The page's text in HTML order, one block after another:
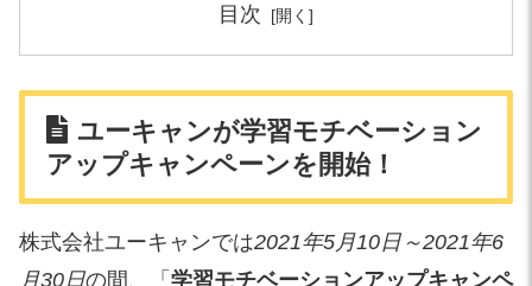
目次
ユーキャンが学習モチベーション
アップキャンペーンを開始！
株式会社ユーキャンでは2021年5月10日～2021年6
月30日の間、「 学習モチベーションアップキャンペ